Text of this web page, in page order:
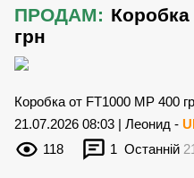
ПРОДАМ: Коробка
грн
Коробка от FT1000 MP 400
21.07.2026 08:03 | Леонид -
118
1 Останній